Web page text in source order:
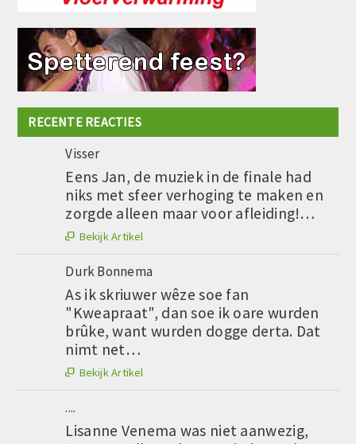
RECENTE REACTIES
Visser
Eens Jan, de muziek in de finale had
niks met sfeer verhoging te maken en
zorgde alleen maar voor afleiding!…
 Bekijk Artikel
Durk Bonnema
As ik skriuwer wêze soe fan
"Kweapraat", dan soe ik oare wurden
brûke, want wurden dogge derta. Dat
nimt net…
 Bekijk Artikel
....
Lisanne Venema was niet aanwezig,